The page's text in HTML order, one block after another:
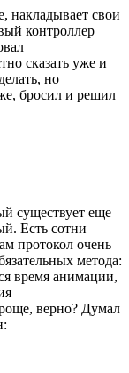
накладывает свои
контроллер
сказать уже и
но
бросил и решил
существует еще
Есть сотни
протокол очень
метода:
время анимации,
верно? Думал